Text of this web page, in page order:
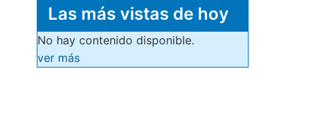
Las más vistas de hoy
No hay contenido disponible.
ver más